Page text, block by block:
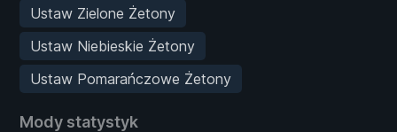
Ustaw Zielone Żetony
Ustaw Niebieskie Żetony
Ustaw Pomarańczowe Żetony
Mody statystyk